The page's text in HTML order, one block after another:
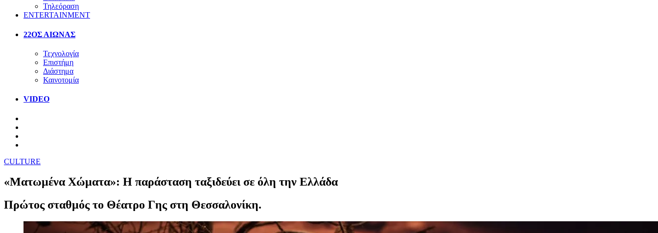
Τηλεόραση
ENTERTAINMENT
22ΟΣ ΑΙΩΝΑΣ
Τεχνολογία
Επιστήμη
Διάστημα
Καινοτομία
VIDEO
CULTURE
«Ματωμένα Χώματα»: Η παράσταση ταξιδεύει σε όλη την Ελλάδα
Πρώτος σταθμός το Θέατρο Γης στη Θεσσαλονίκη.